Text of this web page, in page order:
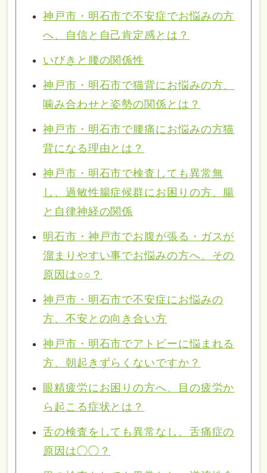
神戸市・明石市で不安症でお悩みの方
へ、自信と自己肯定感とは？
いびきと腰の関係性
神戸市・明石市で猫背にお悩みの方、
噛み合わせと姿勢の関係とは？
神戸市・明石市で腰痛にお悩みの方猫
背になる理由とは？
神戸市・明石市で検査しても異常無
し、過敏性腸症候群にお困りの方、腸
と自律神経の関係
明石市・神戸市でお腹が張る・ガスが
溜まりやすい事でお悩みの方へ、その
原因は○○？
神戸市・明石市で不安症にお悩みの
方、不安との向き合い方
神戸市・明石市でアトピーに悩まれる
方、朝起きずらくないですか？
眼精疲労にお困りの方へ、目の疲労か
ら起こる症状とは？
舌の検査をしても異常なし、舌痛症の
原因は◯◯？